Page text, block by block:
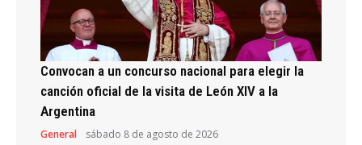
Convocan a un concurso nacional para elegir la
canción oficial de la visita de León XIV a la
Argentina
General sábado 8 de agosto de 2026